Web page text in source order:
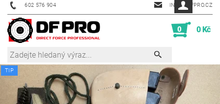
602 576 904 INFO@DFPRO.CZ
0 0 Kč
TIP